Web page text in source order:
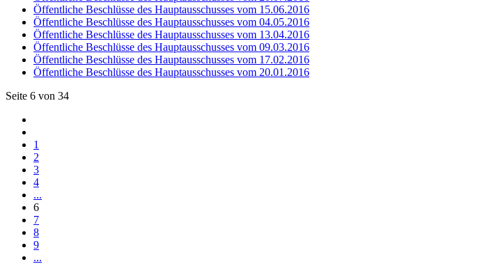
Öffentliche Beschlüsse des Hauptausschusses vom 15.06.2016
Öffentliche Beschlüsse des Hauptausschusses vom 04.05.2016
Öffentliche Beschlüsse des Hauptausschusses vom 13.04.2016
Öffentliche Beschlüsse des Hauptausschusses vom 09.03.2016
Öffentliche Beschlüsse des Hauptausschusses vom 17.02.2016
Öffentliche Beschlüsse des Hauptausschusses vom 20.01.2016
Seite 6 von 34
1
2
3
4
...
6
7
8
9
...